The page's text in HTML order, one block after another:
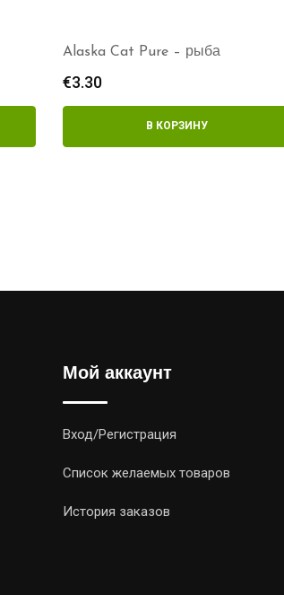
Alaska Cat Pure – рыба
€3.30
В КОРЗИНУ
Мой аккаунт
Вход/Регистрация
Список желаемых товаров
История заказов